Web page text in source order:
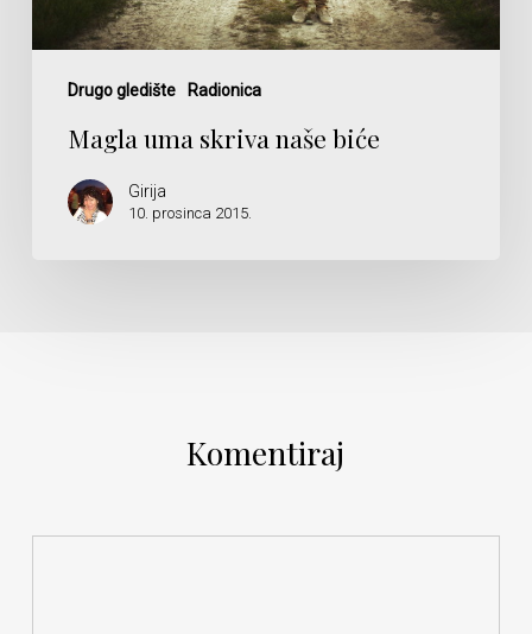
Drugo gledište Radionica
Magla uma skriva naše biće
Girija
10. prosinca 2015.
Komentiraj